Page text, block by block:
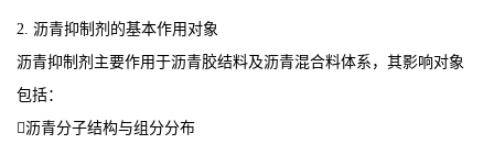
2. 沥青抑制剂的基本作用对象
沥青抑制剂主要作用于沥青胶结料及沥青混合料体系，其影响对象
包括：
沥青分子结构与组分分布